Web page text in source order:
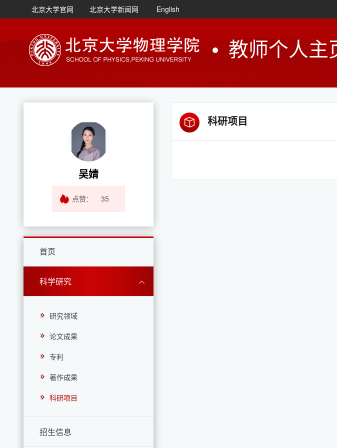
北京大学官网 北京大学新闻网 English
教师个人主
吴婧
点赞： 35
首页
科学研究
研究领域
论文成果
专利
著作成果
科研项目
招生信息
科研项目